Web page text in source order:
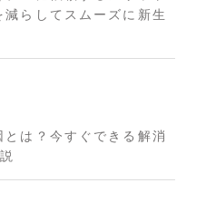
らしてスムーズに新生
は？今すぐできる解消